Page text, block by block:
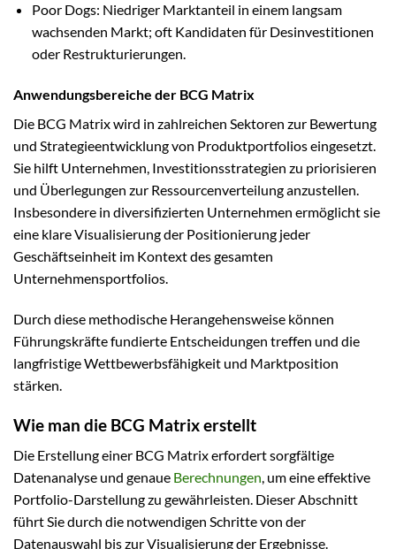
Poor Dogs: Niedriger Marktanteil in einem langsam
wachsenden Markt; oft Kandidaten für Desinvestitionen
oder Restrukturierungen.
Anwendungsbereiche der BCG Matrix
Die BCG Matrix wird in zahlreichen Sektoren zur Bewertung
und Strategieentwicklung von Produktportfolios eingesetzt.
Sie hilft Unternehmen, Investitionsstrategien zu priorisieren
und Überlegungen zur Ressourcenverteilung anzustellen.
Insbesondere in diversifizierten Unternehmen ermöglicht sie
eine klare Visualisierung der Positionierung jeder
Geschäftseinheit im Kontext des gesamten
Unternehmensportfolios.
Durch diese methodische Herangehensweise können
Führungskräfte fundierte Entscheidungen treffen und die
langfristige Wettbewerbsfähigkeit und Marktposition
stärken.
Wie man die BCG Matrix erstellt
Die Erstellung einer BCG Matrix erfordert sorgfältige
Datenanalyse und genaue Berechnungen, um eine effektive
Portfolio-Darstellung zu gewährleisten. Dieser Abschnitt
führt Sie durch die notwendigen Schritte von der
Datenauswahl bis zur Visualisierung der Ergebnisse.